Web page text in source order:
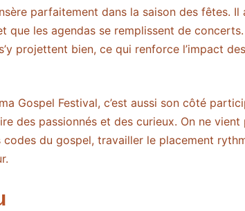
parfaitement dans la saison des fêtes.
que les agendas se remplissent de concerts.
projettent bien, ce qui renforce l’impact
Gospel Festival, c’est aussi son côté
des passionnés et des curieux. On ne vient
codes du gospel, travailler le placement